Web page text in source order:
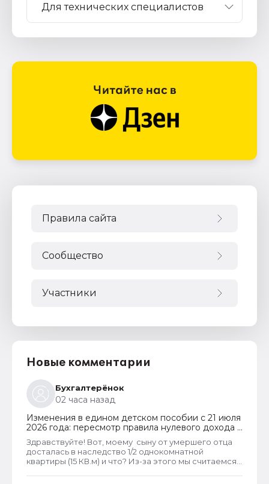
Правила сайта
Сообщество
Участники
Новые комментарии
Бухгалтерёнок
02 часа назад
Изменения в едином детском пособии с 21 июля
2026 года: пересмотр правила нулевого дохода и
новый порядок оформления пособий по месту
пребывания
Здравствуйте! Вот, моему сыну от умершего отца
досталась в наследство 1/2 однокомнатной
квартиры (15 КВ.м) и что? Из-за этого мы считаемся